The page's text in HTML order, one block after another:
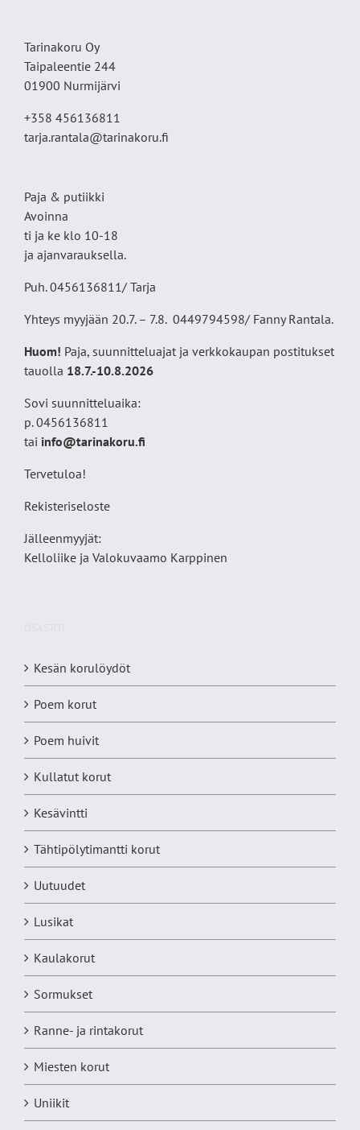
Tarinakoru Oy
Taipaleentie 244
01900 Nurmijärvi
+358 456136811
tarja.rantala@tarinakoru.fi
Paja & putiikki
Avoinna
ti ja ke klo 10-18
ja ajanvarauksella.
Puh. 0456136811/ Tarja
Yhteys myyjään 20.7. – 7.8. 0449794598/ Fanny Rantala.
Huom! Paja, suunnitteluajat ja verkkokaupan postitukset
tauolla 18.7.-10.8.2026
Sovi suunnitteluaika:
p. 0456136811
tai info@tarinakoru.fi
Tervetuloa!
Rekisteriseloste
Jälleenmyyjät:
Kelloliike ja Valokuvaamo Karppinen
Kesän korulöydöt
Poem korut
Poem huivit
Kullatut korut
Kesävintti
Tähtipölytimantti korut
Uutuudet
Lusikat
Kaulakorut
Sormukset
Ranne- ja rintakorut
Miesten korut
Uniikit